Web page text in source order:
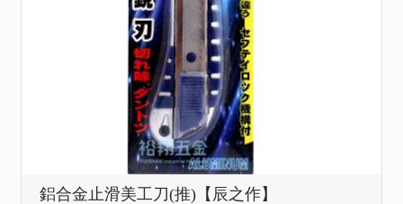
鋁合金止滑美工刀(推)【辰之作】